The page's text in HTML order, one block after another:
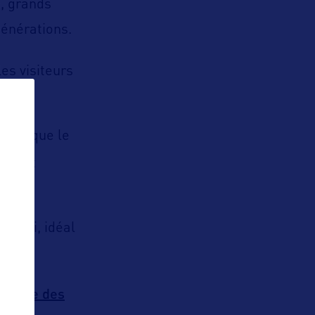
grands
visiteurs
que le
et
idéal
parade des